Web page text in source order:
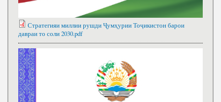
Стратегияи миллии рушди Ҷумҳурии Тоҷикистон барои
давраи то соли 2030.pdf